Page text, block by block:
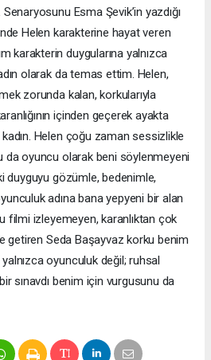
Esma Şevik’in yazdığı
Helen karakterine hayat veren
karakterin duygularına yalnızca
olarak da temas ettim. Helen,
zorunda kalan, korkularıyla
içinden geçerek ayakta
Helen çoğu zaman sessizlikle
da oyuncu olarak beni söylenmeyeni
gözümle, bedenimle,
adına bana yepyeni bir alan
filmi izleyemeyen, karanlıktan çok
getiren Seda Başayvaz korku benim
oyunculuk değil; ruhsal
bir sınavdı benim için vurgusunu da